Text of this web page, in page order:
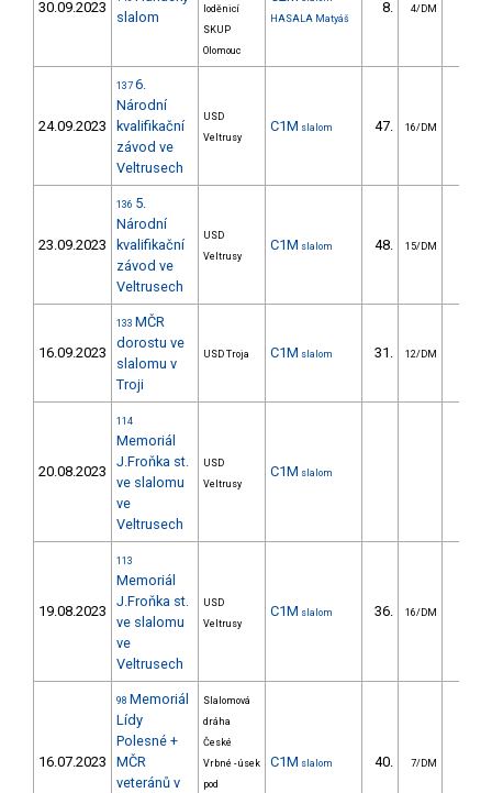
30.09.2023
slalom
loděnicí
SKUP
Olomouc
HASALA Matyáš
8. 4/DM
24.09.2023
137 6.
Národní
kvalifikační
závod ve
Veltrusech
USD
Veltrusy
C1M slalom 47. 16/DM
23.09.2023
136 5.
Národní
kvalifikační
závod ve
Veltrusech
USD
Veltrusy
C1M slalom 48. 15/DM
16.09.2023
133 MČR
dorostu ve
slalomu v
Troji
USD Troja C1M slalom 31. 12/DM
20.08.2023
114
Memoriál
J.Froňka st.
ve slalomu
ve
Veltrusech
USD
Veltrusy
C1M slalom
19.08.2023
113
Memoriál
J.Froňka st.
ve slalomu
ve
Veltrusech
USD
Veltrusy
C1M slalom 36. 16/DM
16.07.2023
98 Memoriál
Lídy
Polesné +
MČR
veteránů v
Slalomová
dráha
České
Vrbné - úsek
pod
C1M slalom 40. 7/DM